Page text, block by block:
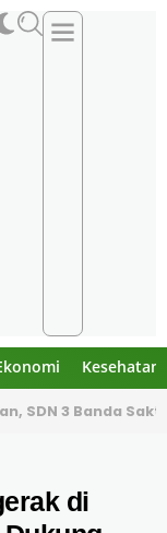
Kesehatan
Tim Inti
di